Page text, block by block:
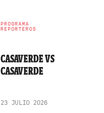
PROGRAMA
REPORTEROS
CASAVERDE VS
CASAVERDE
23 JULIO 2026